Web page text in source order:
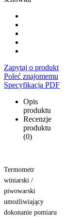
Zapytaj o produkt
Poleć znajomemu
Specyfikacja PDF
Opis
produktu
Recenzje
produktu
(0)
Termometr
winiarski /
piwowarski
umożliwiający
dokonanie pomiaru